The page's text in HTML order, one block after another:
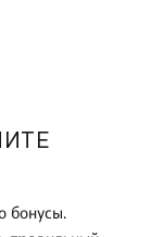
бонусы.